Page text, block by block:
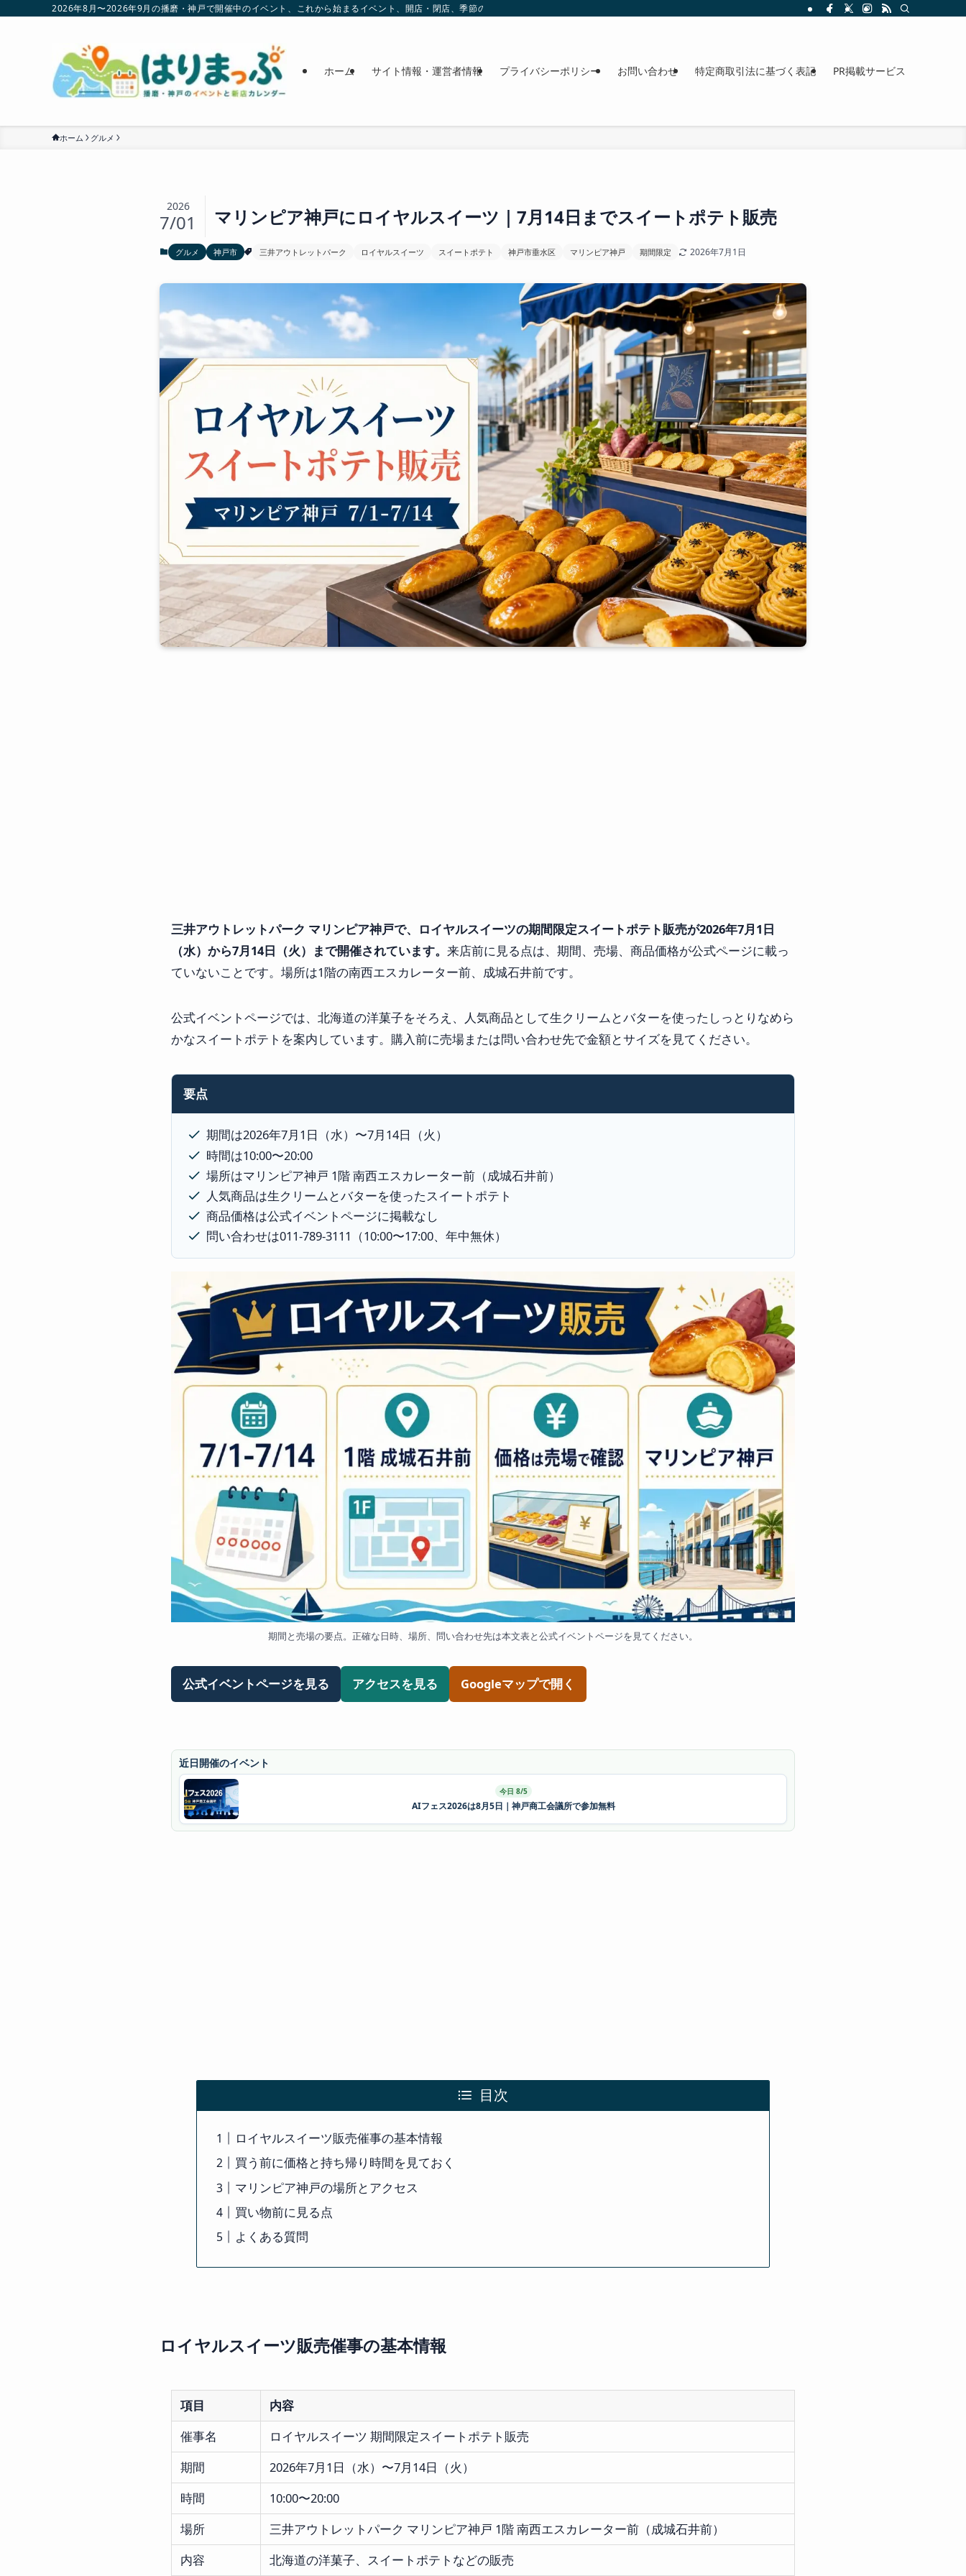
2026年8月〜2026年9月の播磨・神戸で開催中のイベント、これから始まるイベント、開店・閉店、季節の花、週末のおでかけ情報を日程順に整理。料金、駐車場、アクセスも確認できます。
ホーム サイト情報・運営者情報 プライバシーポリシー お問い合わせ 特定商取引法に基づく表記 PR掲載サービス
ホーム グルメ
マリンピア神戸にロイヤルスイーツ｜7月14日までスイートポテト販売
2026
7/01
グルメ 神戸市 三井アウトレットパーク ロイヤルスイーツ スイートポテト 神戸市垂水区 マリンピア神戸 期間限定 2026年7月1日
三井アウトレットパーク マリンピア神戸で、ロイヤルスイーツの期間限定スイートポテト販売が2026年7月1日
（水）から7月14日（火）まで開催されています。 来店前に見る点は、期間、売場、商品価格が公式ページに載っ
ていないことです。場所は1階の南西エスカレーター前、成城石井前です。
公式イベントページでは、北海道の洋菓子をそろえ、人気商品として生クリームとバターを使ったしっとりなめら
かなスイートポテトを案内しています。購入前に売場または問い合わせ先で金額とサイズを見てください。
要点
期間は2026年7月1日（水）〜7月14日（火）
時間は10:00〜20:00
場所はマリンピア神戸 1階 南西エスカレーター前（成城石井前）
人気商品は生クリームとバターを使ったスイートポテト
商品価格は公式イベントページに掲載なし
問い合わせは011-789-3111（10:00〜17:00、年中無休）
期間と売場の要点。正確な日時、場所、問い合わせ先は本文表と公式イベントページを見てください。
公式イベントページを見る アクセスを見る Googleマップで開く
近日開催のイベント
今日 8/5
AIフェス2026は8月5日｜神戸商工会議所で参加無料
目次
ロイヤルスイーツ販売催事の基本情報
買う前に価格と持ち帰り時間を見ておく
マリンピア神戸の場所とアクセス
買い物前に見る点
よくある質問
ロイヤルスイーツ販売催事の基本情報
項目
内容
催事名
ロイヤルスイーツ 期間限定スイートポテト販売
期間
2026年7月1日（水）〜7月14日（火）
時間
10:00〜20:00
場所
三井アウトレットパーク マリンピア神戸 1階 南西エスカレーター前（成城石井前）
内容
北海道の洋菓子、スイートポテトなどの販売